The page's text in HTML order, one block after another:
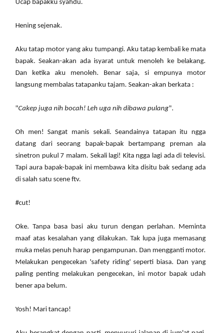
Ucap bapakku syahdu.
Hening sejenak.
Aku tatap motor yang aku tumpangi. Aku tatap kembali ke mata
bapak. Seakan-akan ada isyarat untuk menoleh ke belakang.
Dan ketika aku menoleh. Benar saja, si empunya motor
langsung membalas tatapanku tajam. Seakan-akan berkata :
"Cakep juga nih bocah! Leh uga nih dibawa pulang".
Oh men! Sangat manis sekali. Seandainya tatapan itu ngga
datang dari seorang bapak-bapak bertampang preman ala
sinetron pukul 7 malam. Sekali lagi! Kita ngga lagi ada di televisi.
Tapi aura bapak-bapak ini membawa kita disitu bak sedang ada
di salah satu scene ftv.
#cut!
Oke. Tanpa basa basi aku turun dengan perlahan. Meminta
maaf atas kesalahan yang dilakukan. Tak lupa juga memasang
muka melas penuh harap pengampunan. Dan mengganti motor.
Melakukan pengecekan 'safety riding' seperti biasa. Dan yang
paling penting melakukan pengecekan, ini motor bapak udah
bener apa belum.
Yosh! Mari tancap!